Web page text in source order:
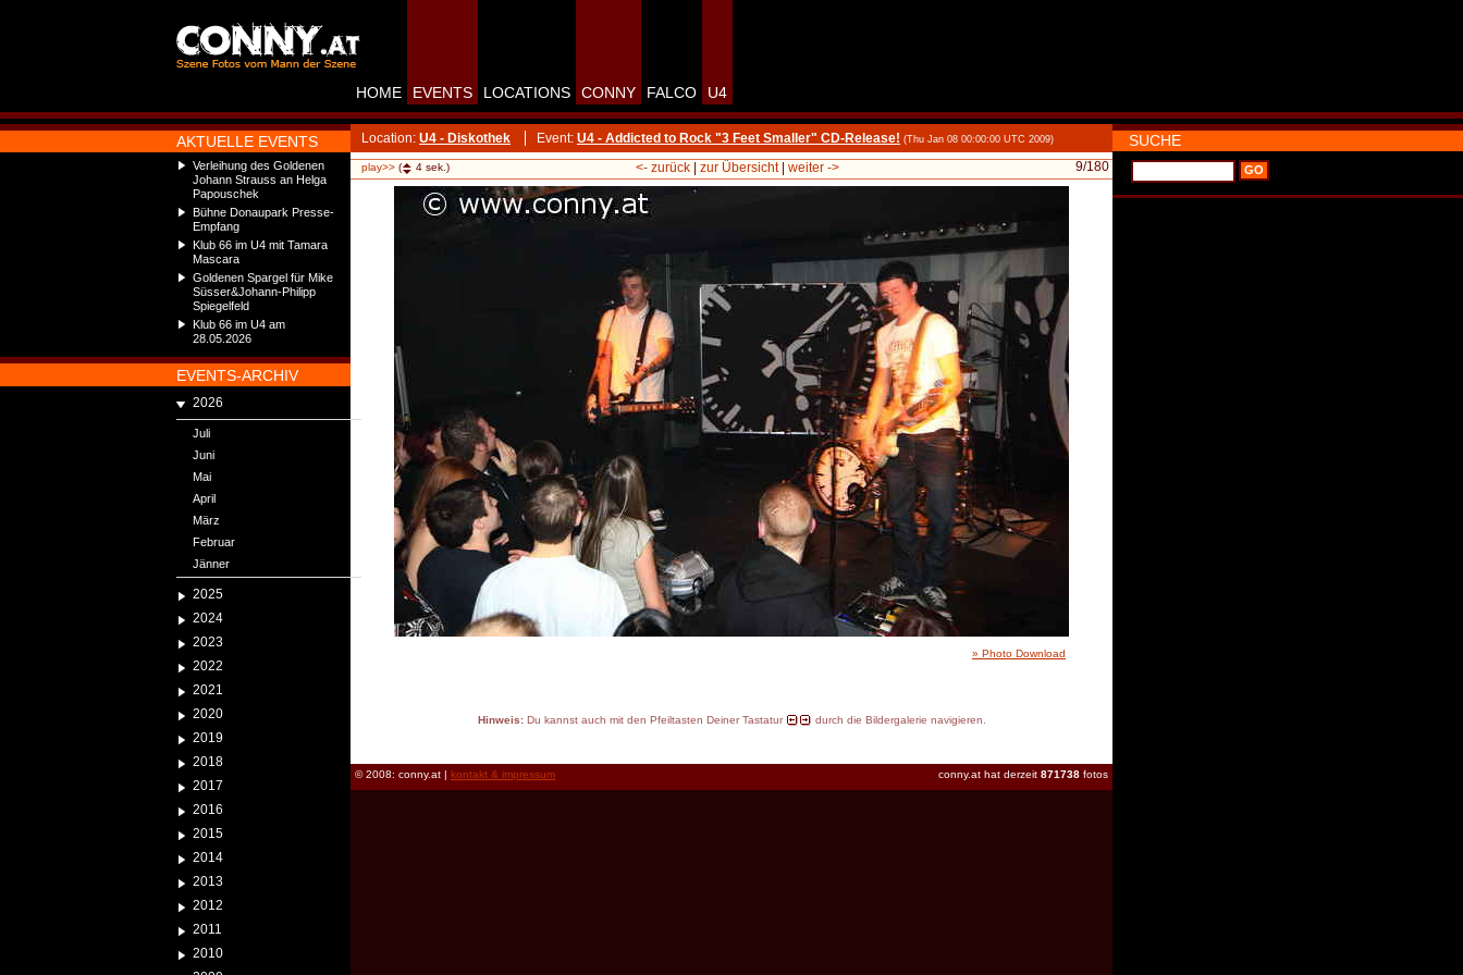
AKTUELLE EVENTS
Verleihung des Goldenen
Johann Strauss an Helga
Papouschek
Bühne Donaupark Presse-
Empfang
Klub 66 im U4 mit Tamara
Mascara
Goldenen Spargel für Mike
Süsser&Johann-Philipp
Spiegelfeld
Klub 66 im U4 am
28.05.2026
EVENTS-ARCHIV
2026
Juli
Juni
Mai
April
März
Februar
Jänner
2025
2024
2023
2022
2021
2020
2019
2018
2017
2016
2015
2014
2013
2012
2011
2010
HOME EVENTS LOCATIONS CONNY FALCO U4
Location: U4 - Diskothek Event: U4 - Addicted to Rock "3 Feet Smaller" CD-Release! (Thu Jan 08 00:00:00 UTC 2009)
play>> ( 4 sek.) 9/180
<- zurück| zur Übersicht| weiter ->
» Photo Download
Hinweis:Du kannst auch mit den Pfeiltasten Deiner Tastatur durch die Bildergalerie navigieren.
conny.at hat derzeit 871738 fotos
© 2008: conny.at | kontakt & impressum
SUCHE